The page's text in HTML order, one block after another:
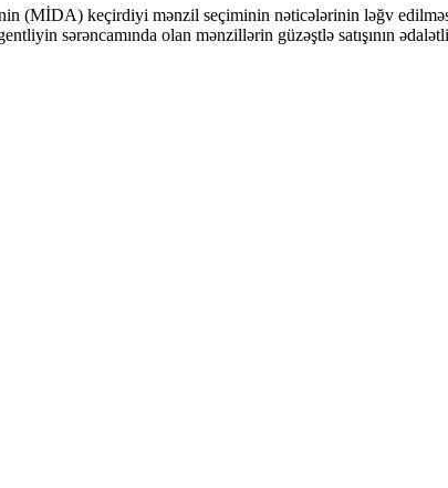
(MİDA) keçirdiyi mənzil seçiminin nəticələrinin ləğv
sərəncamında olan mənzillərin güzəştlə satışının